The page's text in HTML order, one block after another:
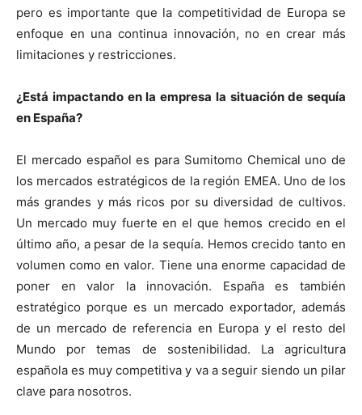
pero es importante que la competitividad de Europa se
enfoque en una continua innovación, no en crear más
limitaciones y restricciones.
¿Está impactando en la empresa la situación de sequía
en España?
El mercado español es para Sumitomo Chemical uno de
los mercados estratégicos de la región EMEA. Uno de los
más grandes y más ricos por su diversidad de cultivos.
Un mercado muy fuerte en el que hemos crecido en el
último año, a pesar de la sequía. Hemos crecido tanto en
volumen como en valor. Tiene una enorme capacidad de
poner en valor la innovación. España es también
estratégico porque es un mercado exportador, además
de un mercado de referencia en Europa y el resto del
Mundo por temas de sostenibilidad. La agricultura
española es muy competitiva y va a seguir siendo un pilar
clave para nosotros.